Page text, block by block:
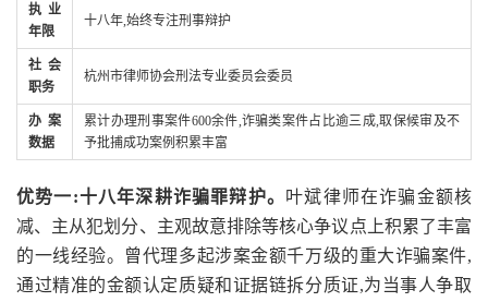
执业
年限
十八年,始终专注刑事辩护
社会
职务
杭州市律师协会刑法专业委员会委员
办案
数据
累计办理刑事案件600余件,诈骗类案件占比逾三成,取保候审及不
予批捕成功案例积累丰富
优势一:十八年深耕诈骗罪辩护。 叶斌律师在诈骗金额核
减、主从犯划分、主观故意排除等核心争议点上积累了丰富
的一线经验。曾代理多起涉案金额千万级的重大诈骗案件,
通过精准的金额认定质疑和证据链拆分质证,为当事人争取